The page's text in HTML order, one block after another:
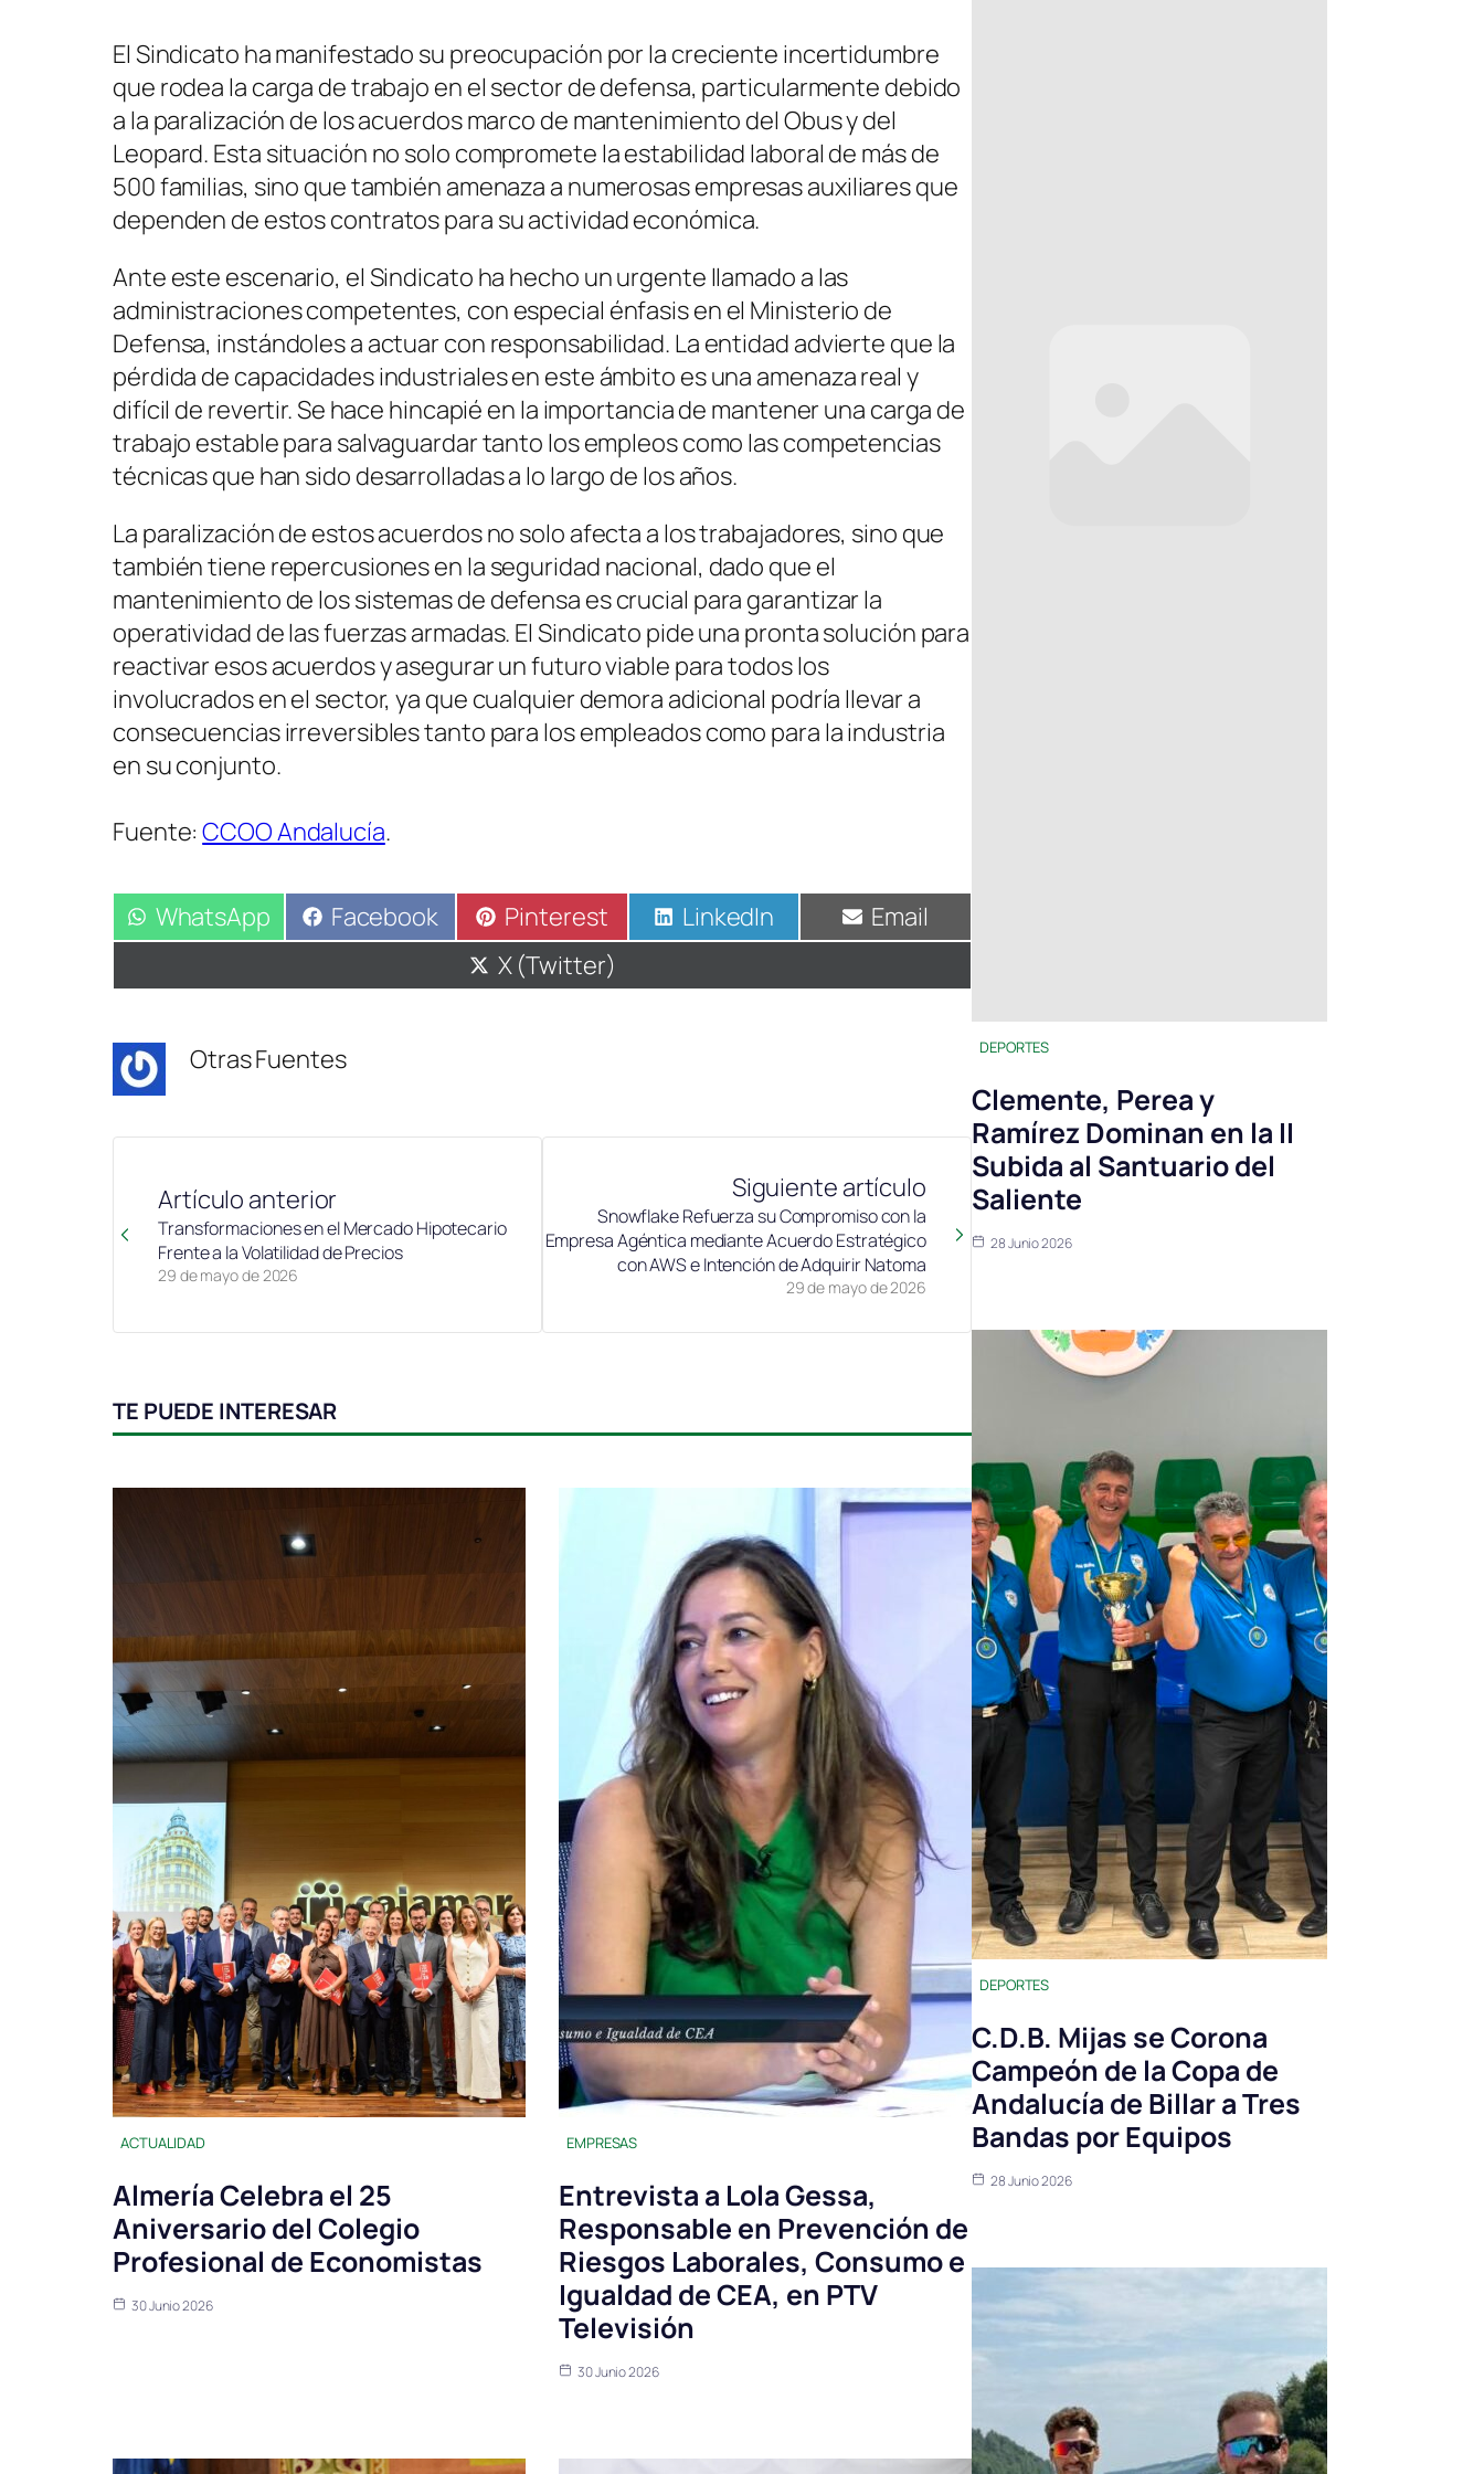
El Sindicato ha manifestado su preocupación por la creciente incertidumbre
que rodea la carga de trabajo en el sector de defensa, particularmente debido
a la paralización de los acuerdos marco de mantenimiento del Obus y del
Leopard. Esta situación no solo compromete la estabilidad laboral de más de
500 familias, sino que también amenaza a numerosas empresas auxiliares que
dependen de estos contratos para su actividad económica.
Ante este escenario, el Sindicato ha hecho un urgente llamado a las
administraciones competentes, con especial énfasis en el Ministerio de
Defensa, instándoles a actuar con responsabilidad. La entidad advierte que la
pérdida de capacidades industriales en este ámbito es una amenaza real y
difícil de revertir. Se hace hincapié en la importancia de mantener una carga de
trabajo estable para salvaguardar tanto los empleos como las competencias
técnicas que han sido desarrolladas a lo largo de los años.
La paralización de estos acuerdos no solo afecta a los trabajadores, sino que
también tiene repercusiones en la seguridad nacional, dado que el
mantenimiento de los sistemas de defensa es crucial para garantizar la
operatividad de las fuerzas armadas. El Sindicato pide una pronta solución para
reactivar esos acuerdos y asegurar un futuro viable para todos los
involucrados en el sector, ya que cualquier demora adicional podría llevar a
consecuencias irreversibles tanto para los empleados como para la industria
en su conjunto.
Fuente:CCOO Andalucía.
Compartir
en
WhatsApp Compartir
en
Facebook Compartir
en
Pinterest Compartir
en
LinkedIn Compartir
en
Email
Compartir
en
X (Twitter)
Otras Fuentes
Artículo anterior
29 de mayo de 2026
Transformaciones en el Mercado Hipotecario
Frente a la Volatilidad de Precios
Siguiente artículo
29 de mayo de 2026
Snowflake Refuerza su Compromiso con la
Empresa Agéntica mediante Acuerdo Estratégico
con AWS e Intención de Adquirir Natoma
TE PUEDE INTERESAR
ACTUALIDAD
Almería Celebra el 25
Aniversario del Colegio
Profesional de Economistas
30 Junio 2026
EMPRESAS
Entrevista a Lola Gessa,
Responsable en Prevención de
Riesgos Laborales, Consumo e
Igualdad de CEA, en PTV
Televisión
30 Junio 2026
DEPORTES
Clemente, Perea y
Ramírez Dominan en la II
Subida al Santuario del
Saliente
28 Junio 2026
DEPORTES
C.D.B. Mijas se Corona
Campeón de la Copa de
Andalucía de Billar a Tres
Bandas por Equipos
28 Junio 2026